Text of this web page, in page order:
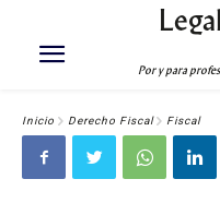
Legal
Por y para
Inicio Derecho Fiscal Fiscal